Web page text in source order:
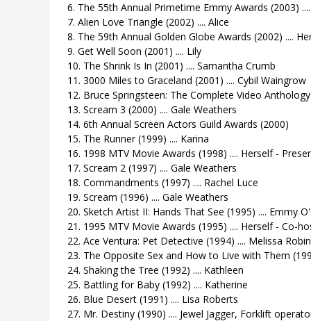
6. The 55th Annual Primetime Emmy Awards (2003)
7. Alien Love Triangle (2002) .... Alice
8. The 59th Annual Golden Globe Awards (2002) ....
9. Get Well Soon (2001) .... Lily
10. The Shrink Is In (2001) .... Samantha Crumb
11. 3000 Miles to Graceland (2001) .... Cybil Waingrow
12. Bruce Springsteen: The Complete Video
13. Scream 3 (2000) .... Gale Weathers
14. 6th Annual Screen Actors Guild Awards (2000)
15. The Runner (1999) .... Karina
16. 1998 MTV Movie Awards (1998) .... Herself -
17. Scream 2 (1997) .... Gale Weathers
18. Commandments (1997) .... Rachel Luce
19. Scream (1996) .... Gale Weathers
20. Sketch Artist II: Hands That See (1995) .... Emmy
21. 1995 MTV Movie Awards (1995) .... Herself - Co-
22. Ace Ventura: Pet Detective (1994) .... Melissa
23. The Opposite Sex and How to Live with Them
24. Shaking the Tree (1992) .... Kathleen
25. Battling for Baby (1992) .... Katherine
26. Blue Desert (1991) .... Lisa Roberts
27. Mr. Destiny (1990) .... Jewel Jagger, Forklift